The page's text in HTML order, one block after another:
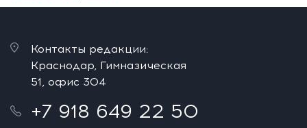
Контакты редакции:
Краснодар, Гимназическая
51, офис 304
+7 918 649 22 50